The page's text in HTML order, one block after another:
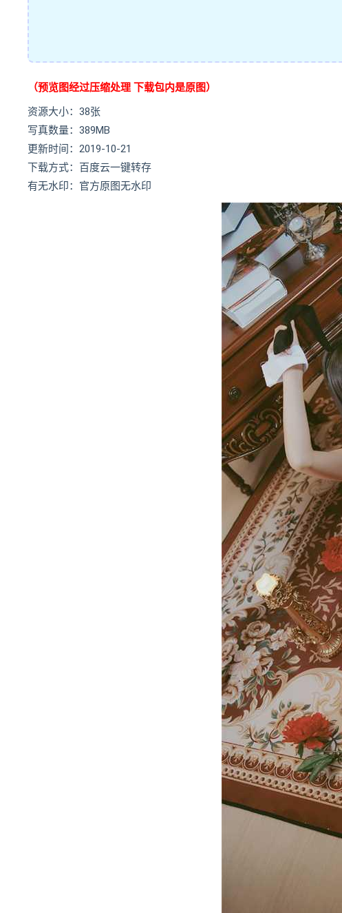
（预览图经过压缩处理 下载包内是原图）
资源大小：38张
写真数量：389MB
更新时间：2019-10-21
下载方式：百度云一键转存
有无水印：官方原图无水印